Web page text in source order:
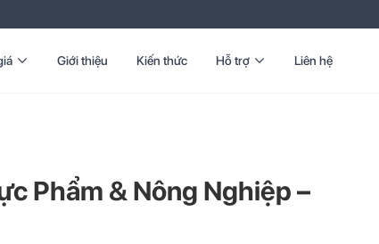
Giới thiệu Kiến thức Hỗ trợ Liên hệ
Phẩm & Nông Nghiệp –